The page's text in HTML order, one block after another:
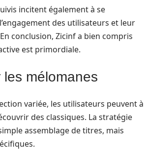
incitent également à se
des utilisateurs et leur
conclusion, Zicinf a bien compris
est primordiale.
les mélomanes
variée, les utilisateurs peuvent à
des classiques. La stratégie
assemblage de titres, mais